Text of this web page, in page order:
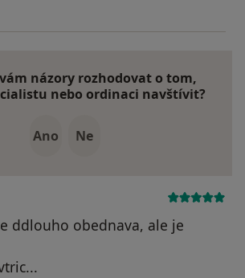
názory rozhodovat o tom,
nebo ordinaci navštívit?
Ano Ne
ddlouho obednava, ale je